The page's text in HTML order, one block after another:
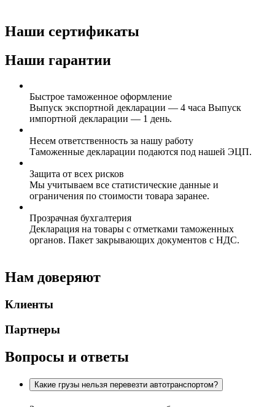
Наши сертификаты
Наши гарантии
Быстрое таможенное оформление
Выпуск экспортной декларации — 4 часа Выпуск
импортной декларации — 1 день.
Несем ответственность за нашу работу
Таможенные декларации подаются под нашей ЭЦП.
Защита от всех рисков
Мы учитываем все статистические данные и
ограничения по стоимости товара заранее.
Прозрачная бухгалтерия
Декларация на товары с отметками таможенных
органов. Пакет закрывающих документов с НДС.
Нам доверяют
Клиенты
Партнеры
Вопросы и ответы
Какие грузы нельзя перевезти автотранспортом?